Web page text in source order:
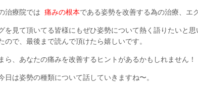
治療院では 痛みの根本である姿勢を改善する為の治療、エ
を見て頂いてる皆様にもぜひ姿勢について熱く語りたいと
ので、最後まで読んで頂けたら嬉しいです。
ら、あなたの痛みを改善するヒントがあるかもしれません！
日は姿勢の種類について話していきますね〜。